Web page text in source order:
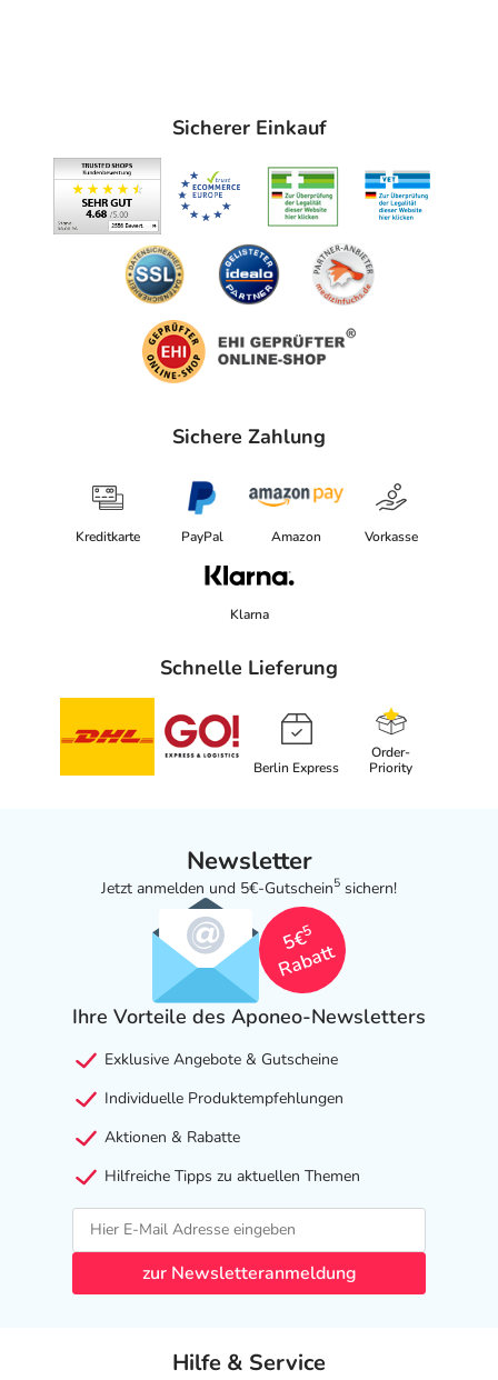
Sicherer Einkauf
Sichere Zahlung
Kreditkarte PayPal Amazon Vorkasse
Klarna
Schnelle Lieferung
Berlin Express
Order-
Priority
Newsletter
Jetzt anmelden und 5€-Gutschein5 sichern!
5€
5
Rabatt
Ihre Vorteile des Aponeo-Newsletters
Exklusive Angebote & Gutscheine
Individuelle Produktempfehlungen
Aktionen & Rabatte
Hilfreiche Tipps zu aktuellen Themen
zur Newsletteranmeldung
Hilfe & Service